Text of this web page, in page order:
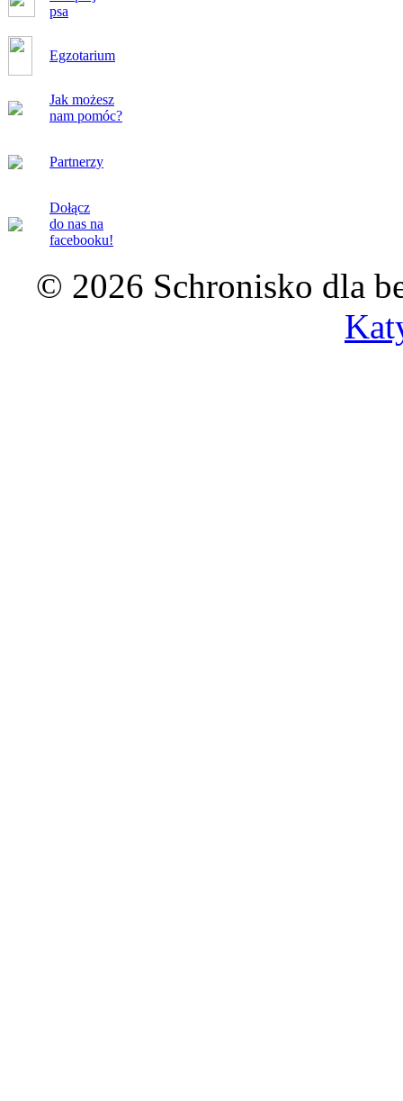
psa
Egzotarium
Jak możesz
nam pomóc?
Partnerzy
Dołącz
do nas na
facebooku!
© 2026 Schronisko dla